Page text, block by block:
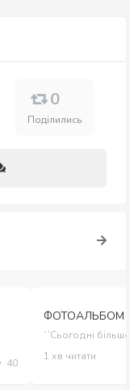
0
Поділились
40
ФОТОАЛЬБОМ
``Сьогодні
1 хв читати